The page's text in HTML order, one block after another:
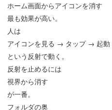
ホーム画面からアイコンを消す
最も効果が高い。
人は
アイコンを見る → タップ → 起動
という反射で動く。
反射を止めるには
視界から消す
が一番。
フォルダの奥